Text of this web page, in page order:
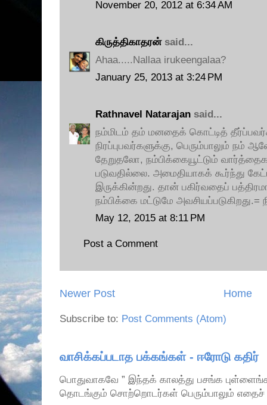
November 20, 2012 at 6:34 AM
கிருத்திகாதரன்said...
Ahaa.....Nallaa irukeengalaa?
January 25, 2013 at 3:24 PM
Rathnavel Natarajan said...
நம்மிடம் தம் மனதைக் கொட்டித்
நிரப்புபவர்களுக்கு, பெரும்பாலும்
தேறுதலோ, நம்பிக்கையூட்டும்
படுவதில்லை. அமைதியாகக் கூர்ந்து
இருக்கின்றது. தான் பகிர்வதைப்
நம்பிக்கை மட்டுமே
May 12, 2015 at 8:11 PM
Post a Comment
Newer Post Home
Subscribe to: Post Comments (Atom)
வாசிக்கப்படாத பக்கங்கள் - ஈரோடு கதிர்
பொதுவாகவே ” இந்தக் காலத்து பசங்க
தொடங்கும் சொற்றொடர்கள் பெரும்பாலும்